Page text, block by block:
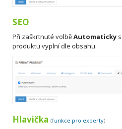
SEO
Při zaškrtnuté volběAutomaticky
produktu vyplní dle obsahu.
Hlavička (funkce pro experty)